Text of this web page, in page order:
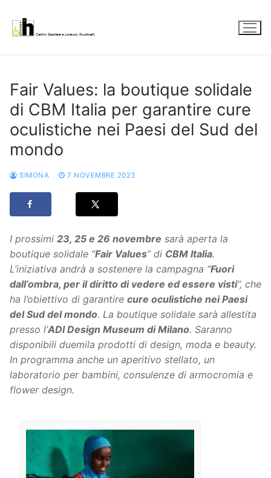
contenuto
Fair Values: la boutique solidale
di CBM Italia per garantire cure
oculistiche nei Paesi del Sud del
mondo
SIMONA 7 NOVEMBRE 2023
I prossimi 23, 25 e 26 novembre sarà aperta la
boutique solidale “Fair Values” di CBM Italia.
L’iniziativa andrà a sostenere la campagna “Fuori
dall’ombra, per il diritto di vedere ed essere visti”, che
ha l’obiettivo di garantire cure oculistiche nei Paesi
del Sud del mondo. La boutique solidale sarà allestita
presso l’ADI Design Museum di Milano. Saranno
disponibili duemila prodotti di design, moda e beauty.
In programma anche un aperitivo stellato, un
laboratorio per bambini, consulenze di armocromia e
flower design.